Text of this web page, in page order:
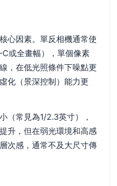
心因素。單反相機通常使
或全畫幅），單個像素
，在低光照條件下噪點更
化（景深控制）能力更
（常見為1/2.3英寸），
升，但在弱光環境和高感
次感，通常不及大尺寸傳